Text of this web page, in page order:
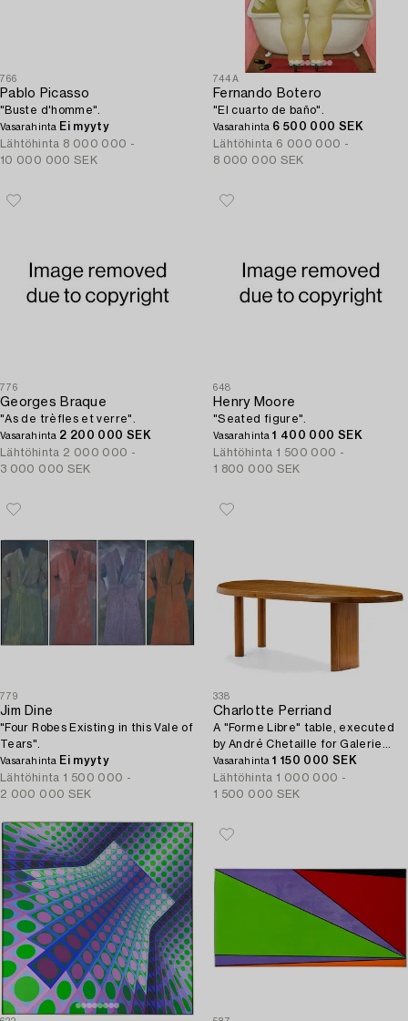
766
Pablo Picasso
"Buste d'homme".
Vasarahinta Ei myyty
Lähtöhinta 8 000 000 -
10 000 000 SEK
744A
Fernando Botero
"El cuarto de baño".
Vasarahinta 6 500 000 SEK
Lähtöhinta 6 000 000 -
8 000 000 SEK
776
Georges Braque
"As de trèfles et verre".
Vasarahinta 2 200 000 SEK
Lähtöhinta 2 000 000 -
3 000 000 SEK
648
Henry Moore
"Seated figure".
Vasarahinta1 400 000 SEK
Lähtöhinta 1 500 000 -
1 800 000 SEK
779
Jim Dine
"Four Robes Existing in this Vale of
Tears".
Vasarahinta Ei myyty
Lähtöhinta 1 500 000 -
2 000 000 SEK
338
Charlotte Perriand
A "Forme Libre" table, executed
by André Chetaille for Galerie
Steph Simon, France, ca 1956.
Vasarahinta1 150 000 SEK
Lähtöhinta 1 000 000 -
1 500 000 SEK